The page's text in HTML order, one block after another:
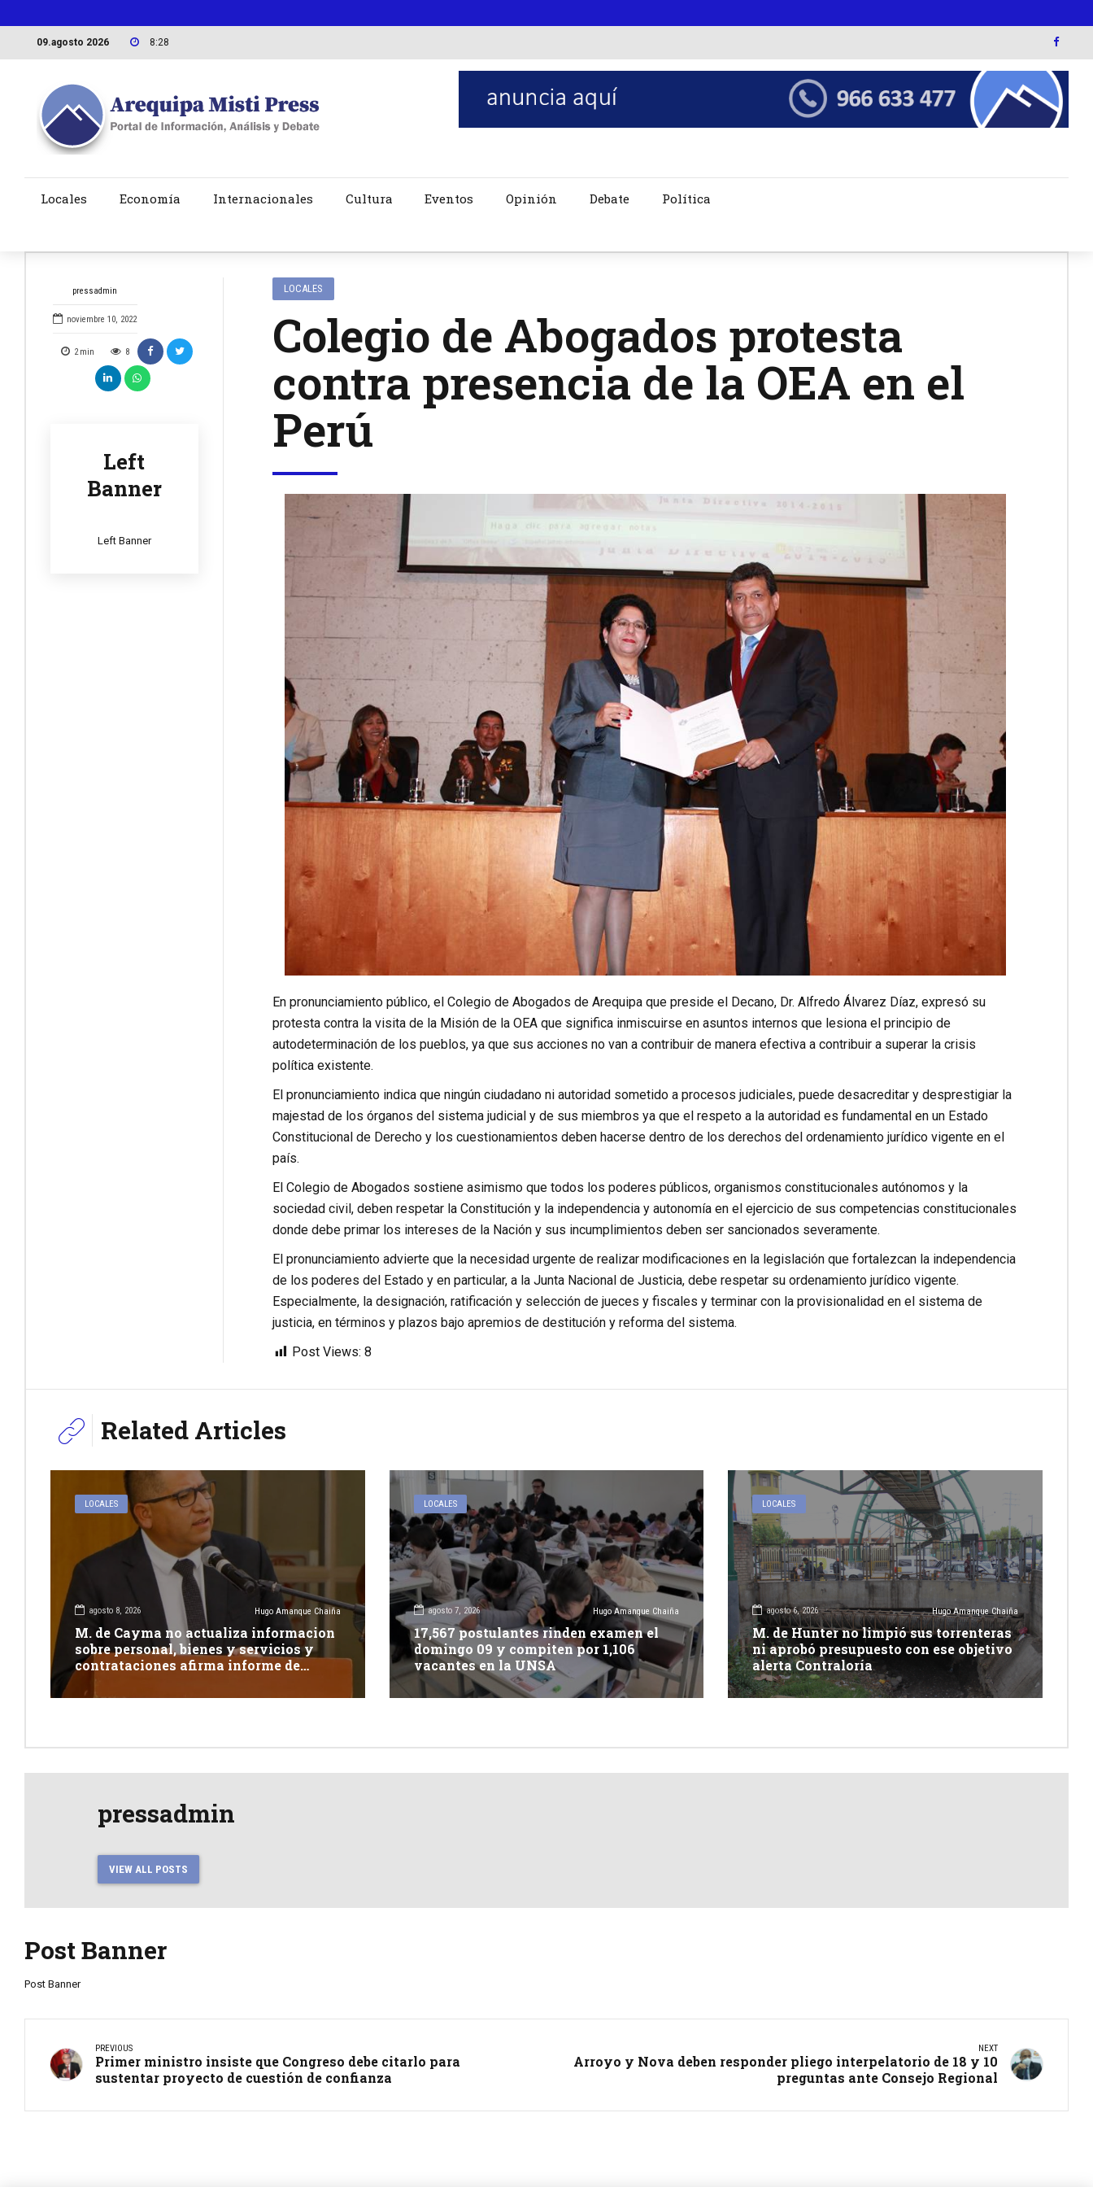
09.agosto 2026 8:28
Locales Economía Internacionales Cultura Eventos Opinión Debate Política
pressadmin
noviembre 10, 2022
2 min 8
Left
Banner
Left Banner
LOCALES
Colegio de Abogados protesta
contra presencia de la OEA en el
Perú
En pronunciamiento público, el Colegio de Abogados de Arequipa que preside el Decano, Dr. Alfredo Álvarez Díaz, expresó su
protesta contra la visita de la Misión de la OEA que significa inmiscuirse en asuntos internos que lesiona el principio de
autodeterminación de los pueblos, ya que sus acciones no van a contribuir de manera efectiva a contribuir a superar la crisis
política existente.
El pronunciamiento indica que ningún ciudadano ni autoridad sometido a procesos judiciales, puede desacreditar y desprestigiar la
majestad de los órganos del sistema judicial y de sus miembros ya que el respeto a la autoridad es fundamental en un Estado
Constitucional de Derecho y los cuestionamientos deben hacerse dentro de los derechos del ordenamiento jurídico vigente en el
país.
El Colegio de Abogados sostiene asimismo que todos los poderes públicos, organismos constitucionales autónomos y la
sociedad civil, deben respetar la Constitución y la independencia y autonomía en el ejercicio de sus competencias constitucionales
donde debe primar los intereses de la Nación y sus incumplimientos deben ser sancionados severamente.
El pronunciamiento advierte que la necesidad urgente de realizar modificaciones en la legislación que fortalezcan la independencia
de los poderes del Estado y en particular, a la Junta Nacional de Justicia, debe respetar su ordenamiento jurídico vigente.
Especialmente, la designación, ratificación y selección de jueces y fiscales y terminar con la provisionalidad en el sistema de
justicia, en términos y plazos bajo apremios de destitución y reforma del sistema.
Post Views: 8
Related Articles
LOCALES
agosto 8, 2026 Hugo Amanque Chaiña
M. de Cayma no actualiza informacion
sobre personal, bienes y servicios y
contrataciones afirma informe de
LOCALES
agosto 7, 2026 Hugo Amanque Chaiña
17,567 postulantes rinden examen el
domingo 09 y compiten por 1,106
vacantes en la UNSA
LOCALES
agosto 6, 2026 Hugo Amanque Chaiña
M. de Hunter no limpió sus torrenteras
ni aprobó presupuesto con ese objetivo
alerta Contraloría
pressadmin
VIEW ALL POSTS
Post Banner
Post Banner
PREVIOUS
Primer ministro insiste que Congreso debe citarlo para
sustentar proyecto de cuestión de confianza
NEXT
Arroyo y Nova deben responder pliego interpelatorio de 18 y 10
preguntas ante Consejo Regional